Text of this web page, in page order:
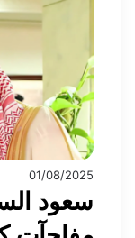
01/08/2025
سعود